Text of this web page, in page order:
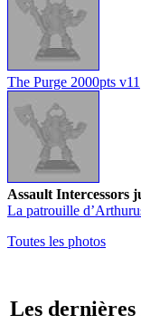
The Purge 2000pts v11
Assault Intercessors
La patrouille
Toutes les photos
Les dernières